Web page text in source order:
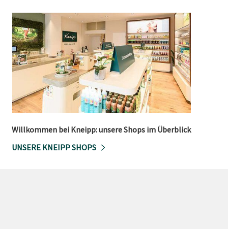
Willkommen bei Kneipp: unsere Shops im Überblick
UNSERE KNEIPP SHOPS